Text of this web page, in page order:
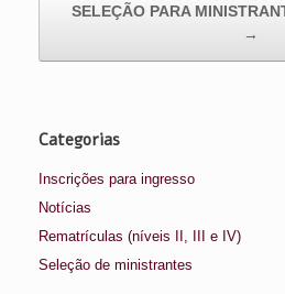
SELEÇÃO PARA
→
Categorias
Inscrições para ingresso
Notícias
Rematrículas (níveis II, III e IV)
Seleção de ministrantes